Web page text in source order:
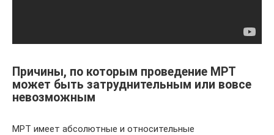
Причины, по которым проведение МРТ
может быть затруднительным или вовсе
невозможным
МРТ имеет абсолютные и относительные